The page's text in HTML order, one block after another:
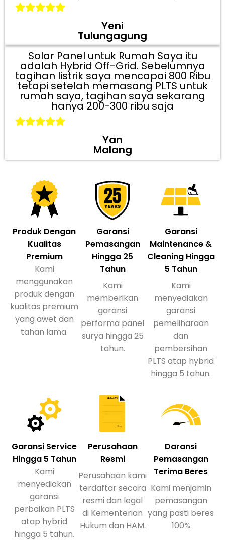
Yeni
Tulungagung
Solar Panel untuk Rumah Saya itu
adalah Hybrid Off-Grid. Sebelumnya
tagihan listrik saya mencapai 800 Ribu
tetapi setelah memasang PLTS untuk
rumah saya, tagihan saya sekarang
hanya 200-300 ribu saja
Yan
Malang
Produk Dengan
Kualitas
Premium
Kami
menggunakan
produk dengan
kualitas premium
yang awet dan
tahan lama.
Garansi
Pemasangan
Hingga 25
Tahun
Kami
memberikan
garansi
performa panel
surya hingga 25
tahun.
Garansi
Maintenance &
Cleaning Hingga
5 Tahun
Kami
menyediakan
garansi
pemeliharaan
dan
pembersihan
PLTS atap hybrid
hingga 5 tahun.
Garansi Service
Hingga 5 Tahun
Kami
menyediakan
garansi
perbaikan PLTS
atap hybrid
hingga 5 tahun.
Perusahaan
Resmi
Perusahaan kami
terdaftar secara
resmi dan legal
di Kementerian
Hukum dan HAM.
Daransi
Pemasangan
Terima Beres
Kami menjamin
pemasangan
yang pasti beres
100%